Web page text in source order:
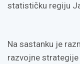
statističku regiju
Na sastanku je
razvojne strategije